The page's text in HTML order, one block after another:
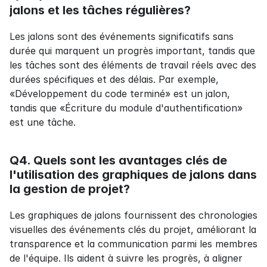
jalons et les tâches régulières?
Les jalons sont des événements significatifs sans
durée qui marquent un progrès important, tandis que
les tâches sont des éléments de travail réels avec des
durées spécifiques et des délais. Par exemple,
«Développement du code terminé» est un jalon,
tandis que «Écriture du module d'authentification»
est une tâche.
Q4. Quels sont les avantages clés de
l'utilisation des graphiques de jalons dans
la gestion de projet?
Les graphiques de jalons fournissent des chronologies
visuelles des événements clés du projet, améliorant la
transparence et la communication parmi les membres
de l'équipe. Ils aident à suivre les progrès, à aligner